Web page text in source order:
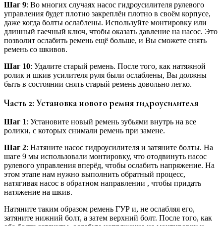
Шаг 9: Во многих случаях насос гидроусилителя рулевого
управления будет плотно закреплён плотно в своём корпусе,
даже когда болты ослаблены. Используйте монтировку или
длинный гаечный ключ, чтобы оказать давление на насос. Это
позволит ослабить ремень ещё больше, и Вы сможете снять
ремень со шкивов.
Шаг 10: Удалите старый ремень. После того, как натяжной
ролик и шкив усилителя руля были ослаблены, Вы должны
быть в состоянии снять старый ремень довольно легко.
Часть 2: Установка нового ремня гидроусилителя
Шаг 1: Установите новый ремень зубьями внутрь на все
ролики, с которых снимали ремень при замене.
Шаг 2: Натяните насос гидроусилителя и затяните болты. На
шаге 9 мы использовали монтировку, что отодвинуть насос
рулевого управления вперёд, чтобы ослабить напряжение. На
этом этапе нам нужно выполнить обратный процесс,
натягивая насос в обратном направлении , чтобы придать
натяжение на шкив.
Натяните таким образом ремень ГУР и, не ослабляя его,
затяните нижний болт, а затем верхний болт. После того, как